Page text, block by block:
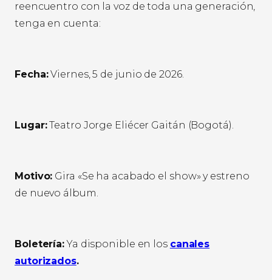
reencuentro con la voz de toda una generación,
tenga en cuenta:
Fecha:Viernes, 5 de junio de 2026.
Lugar:Teatro Jorge Eliécer Gaitán (Bogotá).
Motivo: Gira «Se ha acabado el show» y estreno
de nuevo álbum.
Boletería:Ya disponible en los canales
autorizados.